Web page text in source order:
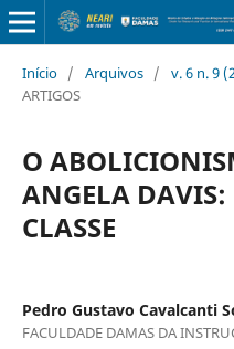
Início / Arquivos / v. 6 n. 9
ARTIGOS
O
ANGELA DAVIS:
CLASSE
Pedro Gustavo Cavalcanti
FACULDADE DAMAS DA